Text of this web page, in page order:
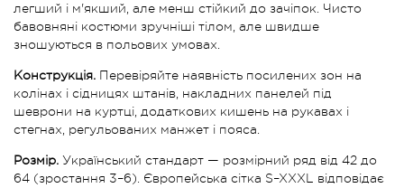
легший і м'якший, але менш стійкий до зачіпок. Чисто
бавовняні костюми зручніші тілом, але швидше
зношуються в польових умовах.
Конструкція. Перевіряйте наявність посилених зон на
колінах і сідницях штанів, накладних панелей під
шеврони на куртці, додаткових кишень на рукавах і
стегнах, регульованих манжет і пояса.
Розмір. Український стандарт — розмірний ряд від 42 до
64 (зростання 3–6). Європейська сітка S–XXXL відповідає